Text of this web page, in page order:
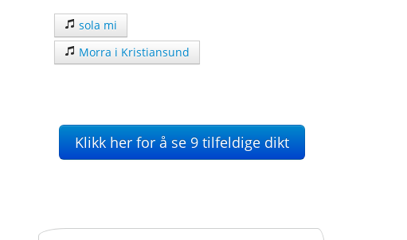
sola mi
Morra i Kristiansund
Klikk her for å se 9 tilfeldige dikt